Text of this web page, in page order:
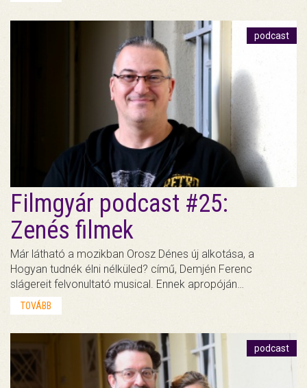
podcast
Filmgyár podcast #25:
Zenés filmek
Már látható a mozikban Orosz Dénes új alkotása, a
Hogyan tudnék élni nélküled? című, Demjén Ferenc
slágereit felvonultató musical. Ennek apropóján…
TOVÁBB
podcast